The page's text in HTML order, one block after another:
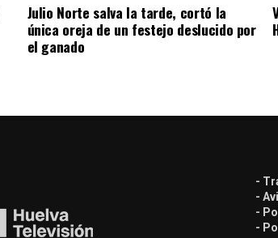
Julio Norte salva la tarde, cortó la
única oreja de un festejo deslucido por
el ganado
-
-
-
-